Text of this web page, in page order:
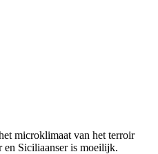
microklimaat van het terroir
en Siciliaanser is moeilijk.